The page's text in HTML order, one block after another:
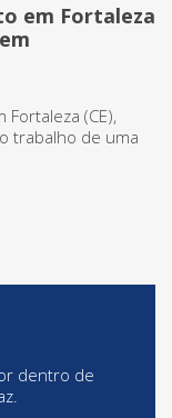
em Fortaleza
(CE),
trabalho de uma
dentro de